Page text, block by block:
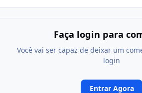
Faça login para
Você vai ser capaz de deixar um
login
Entrar Agora